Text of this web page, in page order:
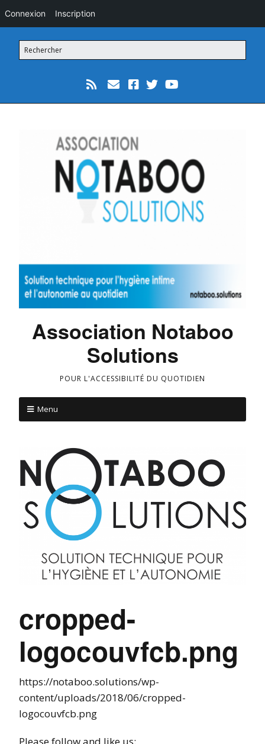
Connexion Inscription
Association Notaboo
Solutions
POUR L'ACCESSIBILITÉ DU QUOTIDIEN
Menu
cropped-
logocouvfcb.png
https://notaboo.solutions/wp-
content/uploads/2018/06/cropped-
logocouvfcb.png